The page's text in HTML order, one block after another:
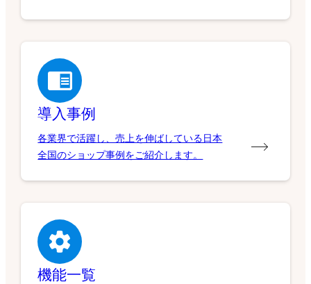
導入事例
各業界で活躍し、売上を伸ばしている日本
全国のショップ事例をご紹介します。
機能一覧